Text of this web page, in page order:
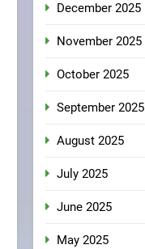
December 2025
November 2025
October 2025
September 2025
August 2025
July 2025
June 2025
May 2025